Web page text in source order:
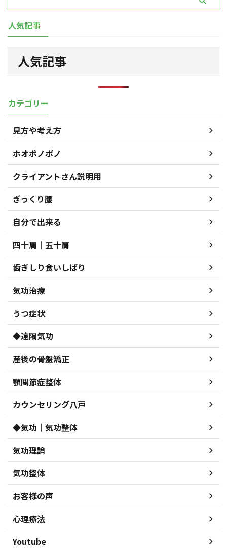
人気記事
人気記事
カテゴリー
見方や考え方
ホオポノポノ
クライアントさん説明用
ぎっくり腰
自分で出来る
四十肩｜五十肩
歯ぎしり食いしばり
気功治療
うつ症状
◆遠隔気功
産後の骨盤矯正
顎関節症整体
カウンセリング八戸
◆気功｜気功整体
気功理論
気功整体
お客様の声
心理療法
Youtube